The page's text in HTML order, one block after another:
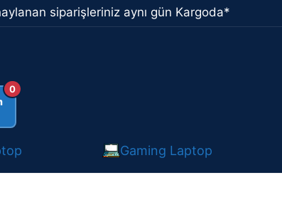
siparişleriniz aynı gün Kargoda*
0
Gaming Laptop